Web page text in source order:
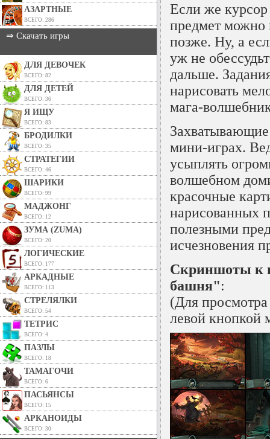
АЗАРТНЫЕ
ВСЕГО: 286
⇒ Скачать игры
ДЛЯ ДЕВОЧЕК
ВСЕГО: 82
ДЛЯ ДЕТЕЙ
ВСЕГО: 36
Я ИЩУ
ВСЕГО: 83
БРОДИЛКИ
ВСЕГО: 35
СТРАТЕГИИ
ВСЕГО: 46
ШАРИКИ
ВСЕГО: 99
МАДЖОНГ
ВСЕГО: 12
ЗУМА (ZUMA)
ВСЕГО: 20
ЛОГИЧЕСКИЕ
ВСЕГО: 177
АРКАДНЫЕ
ВСЕГО: 113
СТРЕЛЯЛКИ
ВСЕГО: 54
ТЕТРИС
ВСЕГО: 4
ПАЗЛЫ
ВСЕГО: 18
ТАМАГОЧИ
ВСЕГО: 6
ПАСЬЯНСЫ
ВСЕГО: 15
АРКАНОИДЫ
ВСЕГО: 30
Если же курсор
предмет можно
позже. Ну, а
уж не
дальше.
нарисовать
мага-
мини-играх.
усыплять
волшебном
красочные
нарисованных
полезными
исчезновения
Скриншоты к
башня":
(Для
левой кнопкой